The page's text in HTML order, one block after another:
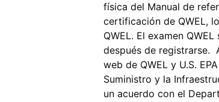
física del Manual de
certificación de QWEL,
QWEL. El examen
después de registrarse.
web de QWEL y U.S.
Suministro y la
un acuerdo con el